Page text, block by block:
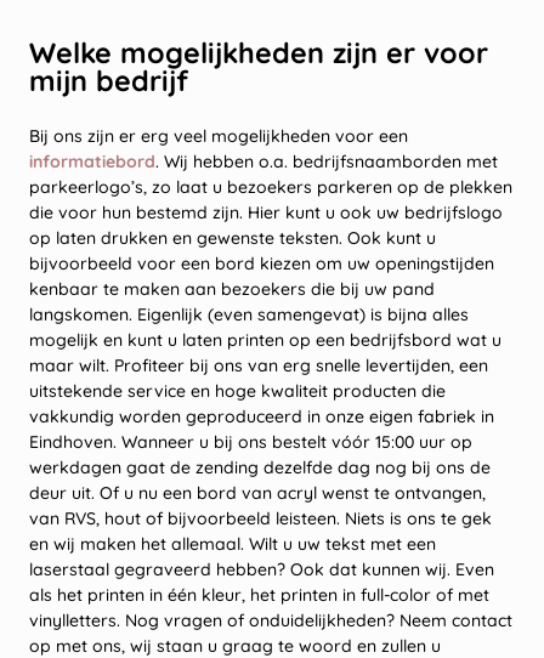
Welke mogelijkheden zijn er voor
mijn bedrijf
Bij ons zijn er erg veel mogelijkheden voor een
informatiebord. Wij hebben o.a. bedrijfsnaamborden met
parkeerlogo’s, zo laat u bezoekers parkeren op de plekken
die voor hun bestemd zijn. Hier kunt u ook uw bedrijfslogo
op laten drukken en gewenste teksten. Ook kunt u
bijvoorbeeld voor een bord kiezen om uw openingstijden
kenbaar te maken aan bezoekers die bij uw pand
langskomen. Eigenlijk (even samengevat) is bijna alles
mogelijk en kunt u laten printen op een bedrijfsbord wat u
maar wilt. Profiteer bij ons van erg snelle levertijden, een
uitstekende service en hoge kwaliteit producten die
vakkundig worden geproduceerd in onze eigen fabriek in
Eindhoven. Wanneer u bij ons bestelt vóór 15:00 uur op
werkdagen gaat de zending dezelfde dag nog bij ons de
deur uit. Of u nu een bord van acryl wenst te ontvangen,
van RVS, hout of bijvoorbeeld leisteen. Niets is ons te gek
en wij maken het allemaal. Wilt u uw tekst met een
laserstaal gegraveerd hebben? Ook dat kunnen wij. Even
als het printen in één kleur, het printen in full-color of met
vinylletters. Nog vragen of onduidelijkheden? Neem contact
op met ons, wij staan u graag te woord en zullen u